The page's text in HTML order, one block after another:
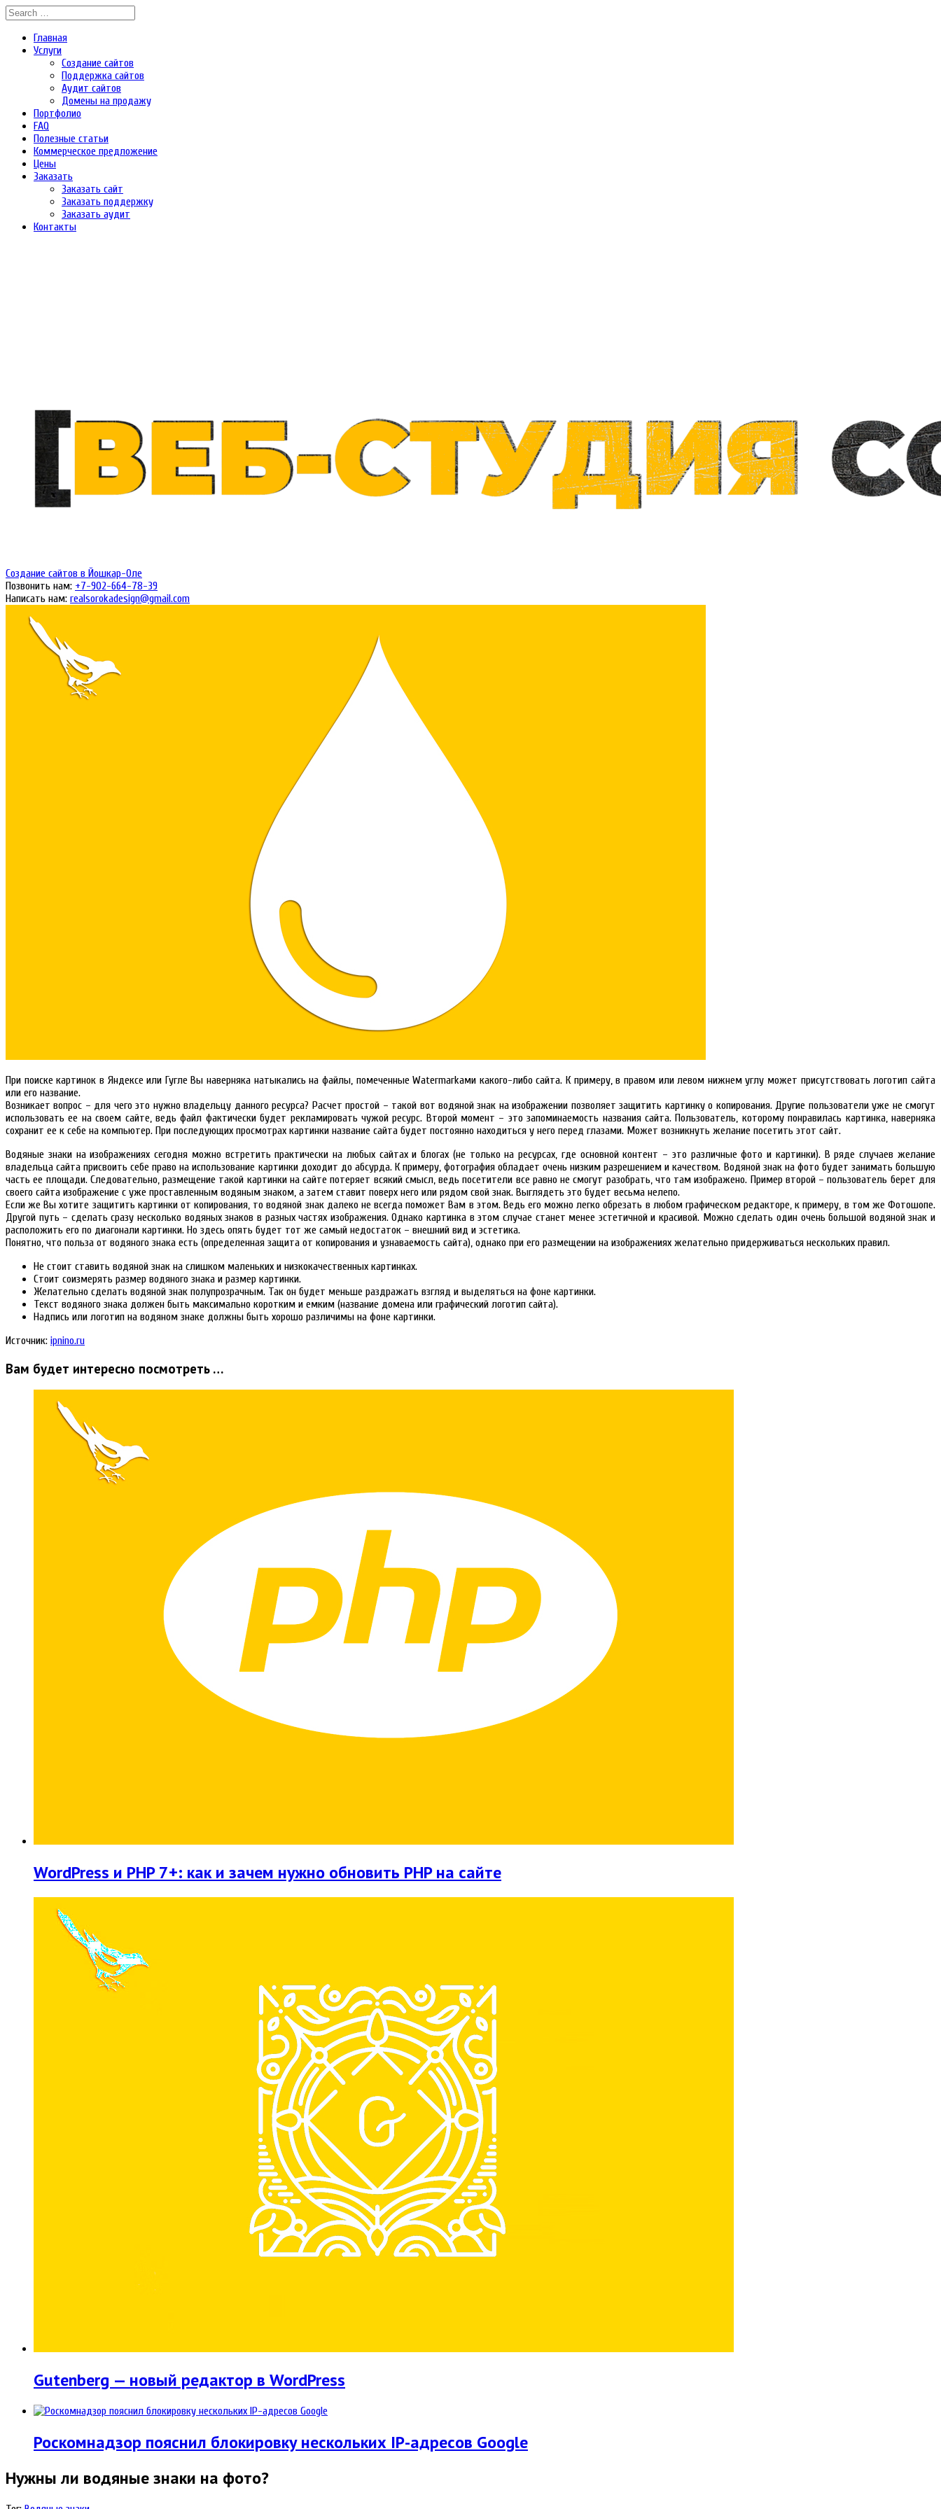
Главная
Услуги
Создание сайтов
Поддержка сайтов
Аудит сайтов
Домены на продажу
Портфолио
FAQ
Полезные статьи
Коммерческое предложение
Цены
Заказать
Заказать сайт
Заказать поддержку
Заказать аудит
Контакты
Создание сайтов в Йошкар-Оле
Позвонить нам: +7-902-664-78-39
Написать нам: realsorokadesign@gmail.com
При поиске картинок в Яндексе или Гугле Вы наверняка натыкались на файлы, помеченные Watermarkами какого-либо сайта. К примеру, в правом или левом нижнем углу может присутствовать логотип сайта
или его название.
Возникает вопрос – для чего это нужно владельцу данного ресурса? Расчет простой – такой вот водяной знак на изображении позволяет защитить картинку о копирования. Другие пользователи уже не смогут
использовать ее на своем сайте, ведь файл фактически будет рекламировать чужой ресурс. Второй момент – это запоминаемость названия сайта. Пользователь, которому понравилась картинка, наверняка
сохранит ее к себе на компьютер. При последующих просмотрах картинки название сайта будет постоянно находиться у него перед глазами. Может возникнуть желание посетить этот сайт.
Водяные знаки на изображениях сегодня можно встретить практически на любых сайтах и блогах (не только на ресурсах, где основной контент – это различные фото и картинки). В ряде случаев желание
владельца сайта присвоить себе право на использование картинки доходит до абсурда. К примеру, фотография обладает очень низким разрешением и качеством. Водяной знак на фото будет занимать большую
часть ее площади. Следовательно, размещение такой картинки на сайте потеряет всякий смысл, ведь посетители все равно не смогут разобрать, что там изображено. Пример второй – пользователь берет для
своего сайта изображение с уже проставленным водяным знаком, а затем ставит поверх него или рядом свой знак. Выглядеть это будет весьма нелепо.
Если же Вы хотите защитить картинки от копирования, то водяной знак далеко не всегда поможет Вам в этом. Ведь его можно легко обрезать в любом графическом редакторе, к примеру, в том же Фотошопе.
Другой путь – сделать сразу несколько водяных знаков в разных частях изображения. Однако картинка в этом случае станет менее эстетичной и красивой. Можно сделать один очень большой водяной знак и
расположить его по диагонали картинки. Но здесь опять будет тот же самый недостаток – внешний вид и эстетика.
Понятно, что польза от водяного знака есть (определенная защита от копирования и узнаваемость сайта), однако при его размещении на изображениях желательно придерживаться нескольких правил.
Не стоит ставить водяной знак на слишком маленьких и низкокачественных картинках.
Стоит соизмерять размер водяного знака и размер картинки.
Желательно сделать водяной знак полупрозрачным. Так он будет меньше раздражать взгляд и выделяться на фоне картинки.
Текст водяного знака должен быть максимально коротким и емким (название домена или графический логотип сайта).
Надпись или логотип на водяном знаке должны быть хорошо различимы на фоне картинки.
Источник: ipnino.ru
Вам будет интересно посмотреть …
WordPress и PHP 7+: как и зачем нужно обновить PHP на сайте
Gutenberg — новый редактор в WordPress
Роскомнадзор пояснил блокировку нескольких IP-адресов Google‍
Нужны ли водяные знаки на фото?